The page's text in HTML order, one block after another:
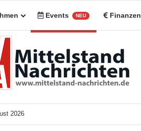
Events NEU Finanzen
2026